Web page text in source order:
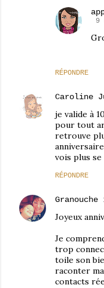
RÉPONDRE
9
Caroline
je valide à
pour tout
retrouve
vois plus
RÉPONDRE
Granouche
Joyeux
Je
trop
toile son
raconter
contacts